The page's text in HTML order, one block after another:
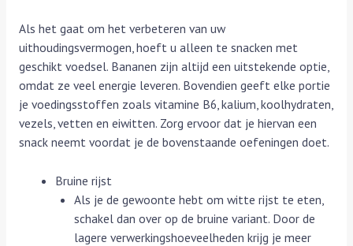
Als het gaat om het verbeteren van uw
uithoudingsvermogen, hoeft u alleen te snacken met
geschikt voedsel. Bananen zijn altijd een uitstekende optie,
omdat ze veel energie leveren. Bovendien geeft elke portie
je voedingsstoffen zoals vitamine B6, kalium, koolhydraten,
vezels, vetten en eiwitten. Zorg ervoor dat je hiervan een
snack neemt voordat je de bovenstaande oefeningen doet.
Bruine rijst
Als je de gewoonte hebt om witte rijst te eten,
schakel dan over op de bruine variant. Door de
lagere verwerkingshoeveelheden krijg je meer